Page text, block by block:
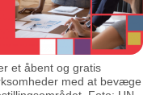
et åbent og gratis
med at bevæge